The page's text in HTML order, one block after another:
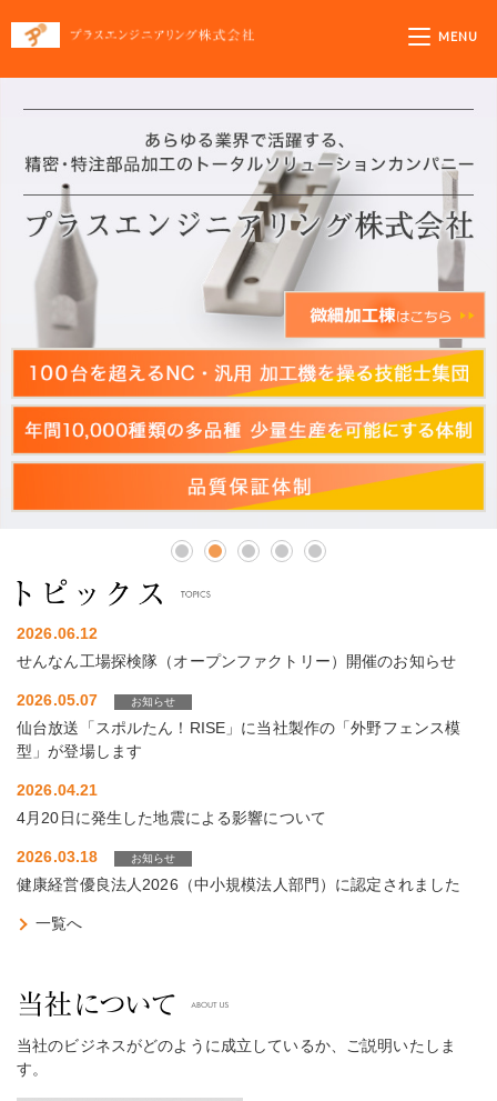
プラスエンジニ
MENU
1 2 3 4 5
2026.06.12
せんなん工場探検隊（オープンファクトリー）開催のお知らせ
2026.05.07 お知らせ
仙台放送「スポルたん！RISE」に当社製作の「外野フェンス模
型」が登場します
2026.04.21
4月20日に発生した地震による影響について
2026.03.18 お知らせ
健康経営優良法人2026（中小規模法人部門）に認定されました
一覧へ
当社のビジネスがどのように成立しているか、ご説明いたしま
す。